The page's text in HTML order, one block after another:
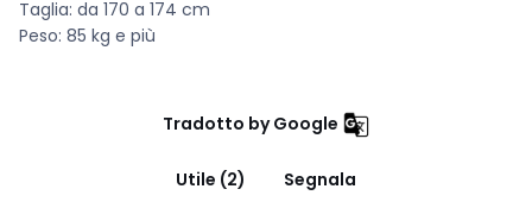
Taglia: da 170 a 174 cm
Peso: 85 kg e più
Tradotto by Google
Utile (2)
Segnala